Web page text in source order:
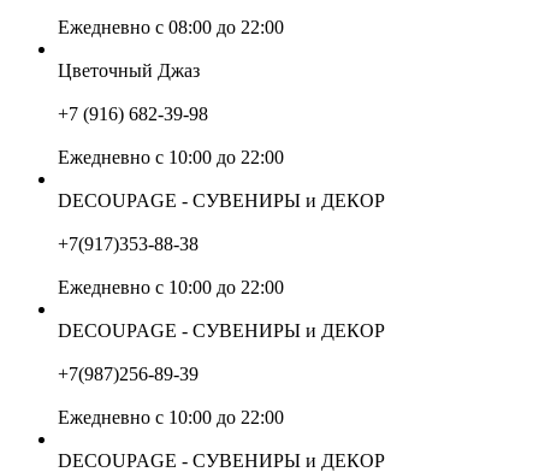
Ежедневно с 08:00 до 22:00
Цветочный Джаз
+7 (916) 682-39-98
Ежедневно с 10:00 до 22:00
DECOUPAGE - СУВЕНИРЫ и ДЕКОР
+7(917)353-88-38
Ежедневно с 10:00 до 22:00
DECOUPAGE - СУВЕНИРЫ и ДЕКОР
+7(987)256-89-39
Ежедневно с 10:00 до 22:00
DECOUPAGE - СУВЕНИРЫ и ДЕКОР